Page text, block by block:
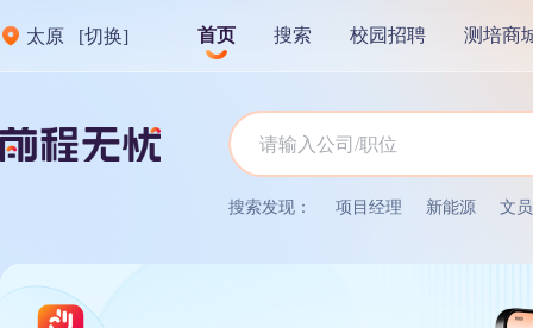
太原 [切换] 首页 搜索 校园招聘 测培商
搜索发现： 项目经理 新能源 文员